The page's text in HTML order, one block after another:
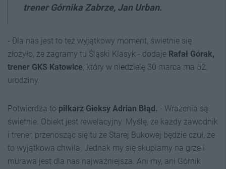
trener Górnika Zabrze, Jan Urban.
- Dla nas jest to też wyjątkowy moment, świetnie się
złożyło, że zagramy tu Śląski Klasyk - dodaje Rafał Górak,
trener GKS Katowice, który w niedzielę 30 marca ma 52.
urodziny.
Potwierdza to piłkarz Gieksy Adrian Błąd. - Wrażenia są
świetnie. Obiekt jest rewelacyjny. Myślę, że każdy zawodnik
i trener, przenosząc się tu ze Starej Bukowej będzie czuł, że
to wyjątkowa chwila. Jednak my się skupiamy na grze i
murawa jest dla nas najważniejsza. Ani my, ani Górnik